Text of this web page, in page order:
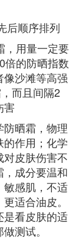
后顺序排列
，用量一定要
倍的防晒指数
沙滩等高强
而且间隔2
害
晒霜，物理
作用；化学
皮肤伤害不
成分要温和
敏感肌，不适
适合油皮。
是看皮肤的适
测试。